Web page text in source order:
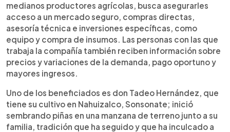
medianos productores agrícolas, busca asegurarles
acceso a un mercado seguro, compras directas,
asesoría técnica e inversiones específicas, como
equipo y compra de insumos. Las personas con las que
trabaja la compañía también reciben información sobre
precios y variaciones de la demanda, pago oportuno y
mayores ingresos.
Uno de los beneficiados es don Tadeo Hernández, que
tiene su cultivo en Nahuizalco, Sonsonate; inició
sembrando piñas en una manzana de terreno junto a su
familia, tradición que ha seguido y que ha inculcado a